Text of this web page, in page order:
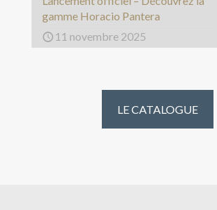
gamme Horacio Pantera
11 novembre 2025
LE CATALOGUE